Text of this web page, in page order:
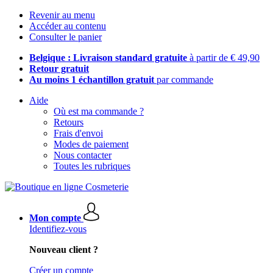
Revenir au menu
Accéder au contenu
Consulter le panier
Belgique : Livraison standard gratuite à partir de € 49,90
Retour gratuit
Au moins 1 échantillon gratuit par commande
Aide
Où est ma commande ?
Retours
Frais d'envoi
Modes de paiement
Nous contacter
Toutes les rubriques
Mon compte
Identifiez-vous
Nouveau client ?
Créer un compte